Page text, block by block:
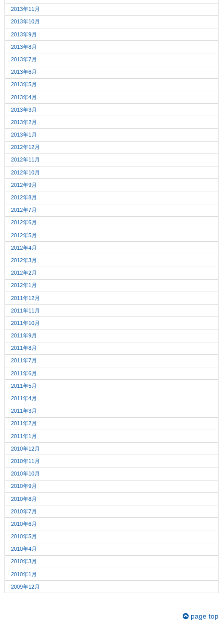
2013年11月
2013年10月
2013年9月
2013年8月
2013年7月
2013年6月
2013年5月
2013年4月
2013年3月
2013年2月
2013年1月
2012年12月
2012年11月
2012年10月
2012年9月
2012年8月
2012年7月
2012年6月
2012年5月
2012年4月
2012年3月
2012年2月
2012年1月
2011年12月
2011年11月
2011年10月
2011年9月
2011年8月
2011年7月
2011年6月
2011年5月
2011年4月
2011年3月
2011年2月
2011年1月
2010年12月
2010年11月
2010年10月
2010年9月
2010年8月
2010年7月
2010年6月
2010年5月
2010年4月
2010年3月
2010年1月
2009年12月
page top